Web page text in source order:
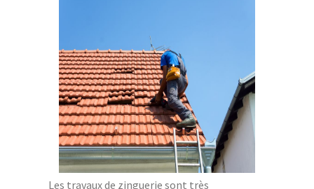
Les travaux de zinguerie sont très